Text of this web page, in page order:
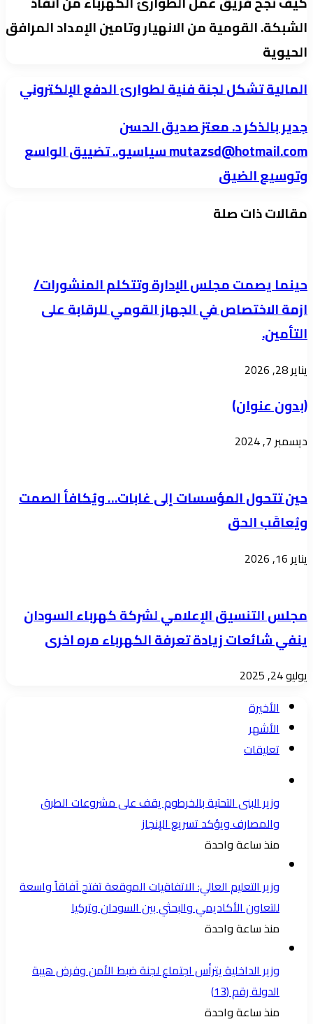
الشبكة. القومية من الانهيار وتامين الإمداد المرافق
الحيوية
المالية
لجنة
فنية
لطوارئ
الإلكتروني
المالية تشكل لجنة فنية لطوارئ الدفع الإلكتروني
جدير
بالذكر
معتز
صديق
تضييق
الواسع
وتوسيع
جدير بالذكر د. معتز صديق الحسن
mutazsd@hotmail.com سياسيو.. تضييق الواسع
وتوسيع الضيق
مقالات ذات صلة
حينما يصمت مجلس الإدارة وتتكلم المنشورات/
ازمة الاختصاص في الجهاز القومي للرقابة على
التأمين.
يناير 28, 2026
(بدون عنوان)
ديسمبر 7, 2024
حين تتحول المؤسسات إلى غابات… ويُكافأ الصمت
ويُعاقَب الحق
يناير 16, 2026
مجلس التنسيق الإعلامي لشركة كهرباء السودان
ينفي شائعات زيادة تعرفة الكهرباء مره اخرى
يوليو 24, 2025
الأخيرة
الأشهر
تعليقات
وزير البنى التحتية بالخرطوم يقف على مشروعات الطرق
والمصارف ويؤكد تسريع الإنجاز
منذ ساعة واحدة
وزير التعليم العالي: الاتفاقيات الموقعة تفتح آفاقاً واسعة
للتعاون الأكاديمي والبحثي بين السودان وتركيا
منذ ساعة واحدة
وزير الداخلية يترأس اجتماع لجنة ضبط الأمن وفرض هيبة
الدولة رقم (13)
منذ ساعة واحدة